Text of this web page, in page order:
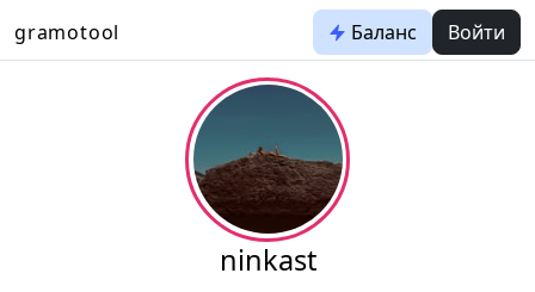
gramotool Баланс Войти
ninkast